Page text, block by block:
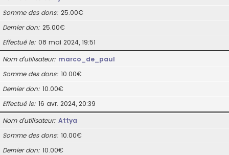
Somme des dons 25.00€
Dernier don 25.00€
Effectué le 08 mai 2024, 19:51
Nom d’utilisateur marco_de_paul
Somme des dons 10.00€
Dernier don 10.00€
Effectué le 16 avr. 2024, 20:39
Nom d’utilisateur Attya
Somme des dons 10.00€
Dernier don 10.00€